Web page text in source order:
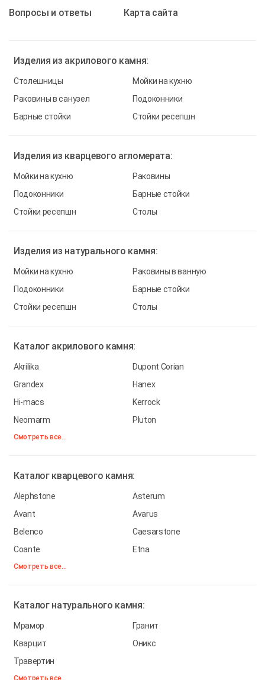
Вопросы и ответы
Карта сайта
Изделия из акрилового камня:
Столешницы
Мойки на кухню
Раковины в санузел
Подоконники
Барные стойки
Стойки ресепшн
Изделия из кварцевого агломерата:
Мойки на кухню
Раковины
Подоконники
Барные стойки
Стойки ресепшн
Столы
Изделия из натурального камня:
Мойки на кухню
Раковины в ванную
Подоконники
Барные стойки
Стойки ресепшн
Столы
Каталог акрилового камня:
Akrilika
Dupont Corian
Grandex
Hanex
Hi-macs
Kerrock
Neomarm
Pluton
Смотреть все...
Каталог кварцевого камня:
Alephstone
Asterum
Avant
Avarus
Belenco
Caesarstone
Coante
Etna
Смотреть все...
Каталог натурального камня:
Мрамор
Гранит
Кварцит
Оникс
Травертин